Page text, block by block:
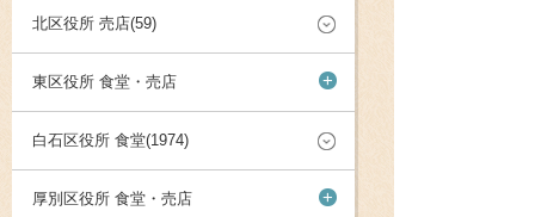
北区役所 売店(59)
東区役所 食堂・売店 +
白石区役所 食堂(1974)
厚別区役所 食堂・売店 +